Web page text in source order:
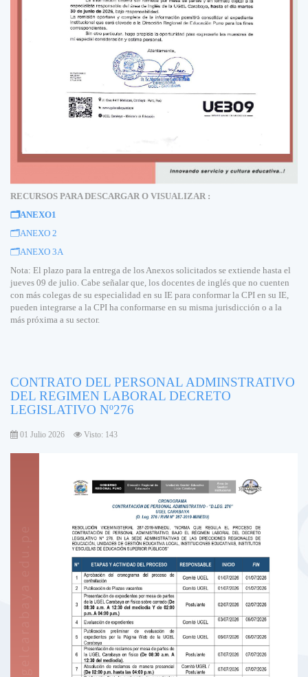
RECURSOS PARA DESCARGAR O VISUALIZAR :
🗂️ANEXO1
🗂️ANEXO 2
🗂️ANEXO 3A
Nota: El plazo para la entrega de los Anexos solicitados se extiende hasta el
jueves 09 de julio. Cabe señalar que, los docentes de inglés que no cuenten
con más colegas de su especialidad en su IE para conformar la CPI en su IE,
pueden integrarse a la CPI ha conformarse en su misma jurisdicción o a la
más próxima a su sector.
CONTRATO DEL PERSONAL ADMINSTRATIVO
DEL REGIMEN LABORAL DECRETO
LEGISLATIVO Nº276
01 Julio 2026 Visto: 143